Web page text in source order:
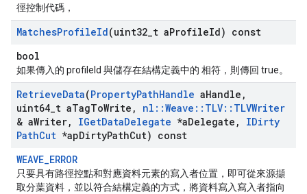
徑控制代碼，
MatchesProfileId(uint32 t aProfileId) const
bool
如果傳入的 profileId 與儲存在結構定義中的 相符，則傳回 true。
RetrieveData(PropertyPathHandle aHandle ,
uint64 t aTagToWrite , nl ::Weave :: TLV:: TLVWriter
& aWriter, IGetDataDelegate *aDelegate ,
IDirty
PathCut *apDirtyPathCut) const
WEAVE_ERROR
只要具有路徑控點和對應資料元素的寫入者位置，即可從來源擷
取分葉資料，並以符合結構定義的方式，將資料寫入寫入者指向